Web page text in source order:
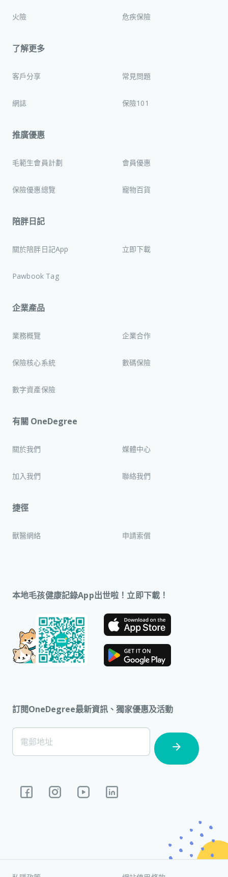
火險 危疾保險
了解更多
客戶分享 常見問題
網誌 保險101
推廣優惠
毛範生會員計劃 會員優惠
保險優惠總覽 寵物百貨
陪胖日記
關於陪胖日記App 立即下載
Pawbook Tag
企業產品
業務概覽 企業合作
保險核心系統 數碼保險
數字資產保險
有關 OneDegree
關於我們 媒體中心
加入我們 聯絡我們
捷徑
獸醫網絡 申請索償
本地毛孩健康記錄App出世啦！立即下載！
訂閱OneDegree最新資訊、獨家優惠及活動
[Footer]
Subscription
電郵地址